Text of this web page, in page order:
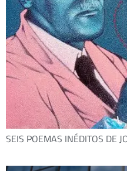
SEIS POEMAS INÉDITOS DE